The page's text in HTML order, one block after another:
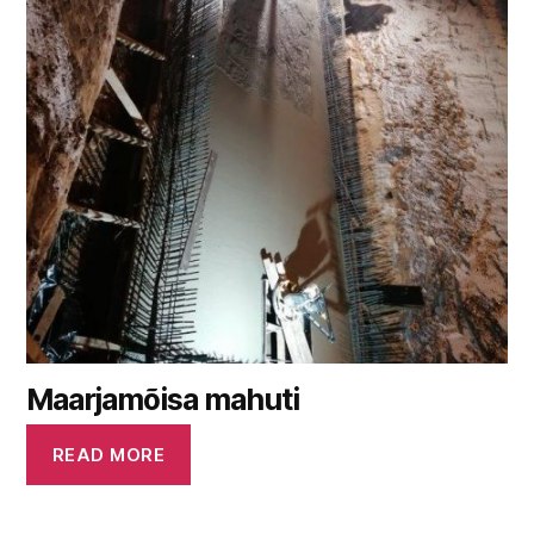
Maarjamõisa mahuti
READ MORE